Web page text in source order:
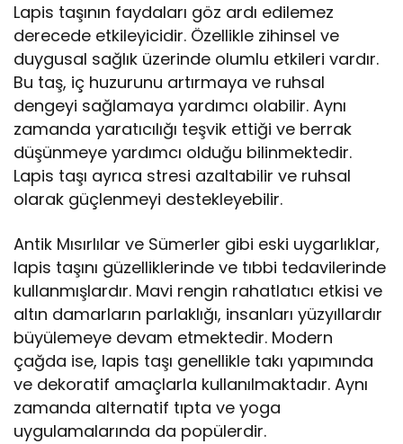
Lapis taşının faydaları göz ardı edilemez
derecede etkileyicidir. Özellikle zihinsel ve
duygusal sağlık üzerinde olumlu etkileri vardır.
Bu taş, iç huzurunu artırmaya ve ruhsal
dengeyi sağlamaya yardımcı olabilir. Aynı
zamanda yaratıcılığı teşvik ettiği ve berrak
düşünmeye yardımcı olduğu bilinmektedir.
Lapis taşı ayrıca stresi azaltabilir ve ruhsal
olarak güçlenmeyi destekleyebilir.
Antik Mısırlılar ve Sümerler gibi eski uygarlıklar,
lapis taşını güzelliklerinde ve tıbbi tedavilerinde
kullanmışlardır. Mavi rengin rahatlatıcı etkisi ve
altın damarların parlaklığı, insanları yüzyıllardır
büyülemeye devam etmektedir. Modern
çağda ise, lapis taşı genellikle takı yapımında
ve dekoratif amaçlarla kullanılmaktadır. Aynı
zamanda alternatif tıpta ve yoga
uygulamalarında da popülerdir.